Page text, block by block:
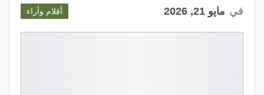
أقلام وأراء في مايو 21, 2026